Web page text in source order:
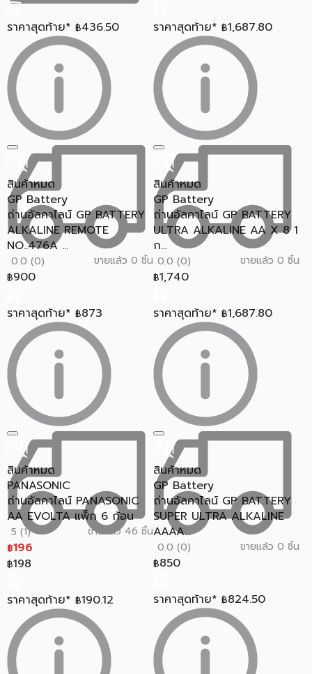
ราคาสุดท้าย* ฿436.50 ราคาสุดท้าย* ฿1,687.80
สินค้าหมด
GP Battery
ถ่านอัลคาไลน์ GP BATTERY
ALKALINE REMOTE
NO..476A ...
0.0 (0) ขายแล้ว 0 ชิ้น
฿900
ราคาสุดท้าย* ฿873
สินค้าหมด
GP Battery
ถ่านอัลคาไลน์ GP BATTERY
ULTRA ALKALINE AA X 8 1
ก...
0.0 (0) ขายแล้ว 0 ชิ้น
฿1,740
ราคาสุดท้าย* ฿1,687.80
สินค้าหมด
PANASONIC
ถ่านอัลคาไลน์ PANASONIC
AA EVOLTA แพ็ก 6 ก้อน
5 (1) ขายแล้ว 46 ชิ้น
฿196
฿198
ราคาสุดท้าย* ฿190.12
สินค้าหมด
GP Battery
ถ่านอัลคาไลน์ GP BATTERY
SUPER ULTRA ALKALINE
AAAA...
0.0 (0) ขายแล้ว 0 ชิ้น
฿850
ราคาสุดท้าย* ฿824.50